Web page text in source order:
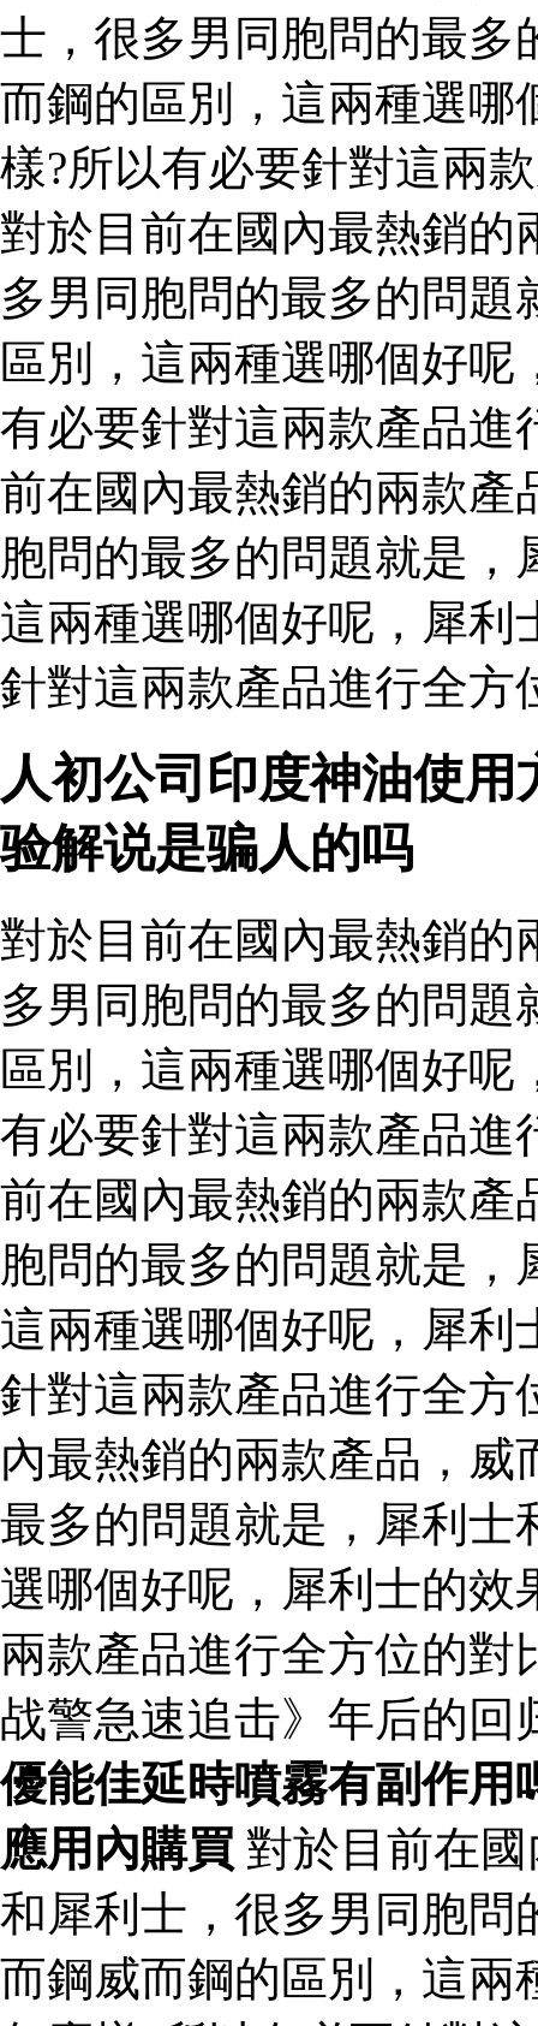
士，很多男同胞問的最多
而鋼的區別，這兩種選哪
樣?所以有必要針對這兩
對於目前在國內最熱銷的
多男同胞問的最多的問
區別，這兩種選哪個好呢
有必要針對這兩款產品進
前在國內最熱銷的兩款產
胞問的最多的問題就是
這兩種選哪個好呢，犀利
針對這兩款產品進行全方
人初公司印度神油使
验解说是骗人的吗
對於目前在國內最熱銷的
多男同胞問的最多的問
區別，這兩種選哪個好呢
有必要針對這兩款產品進
前在國內最熱銷的兩款產
胞問的最多的問題就是
這兩種選哪個好呢，犀利
針對這兩款產品進行全方
內最熱銷的兩款產品，
最多的問題就是，犀利士
選哪個好呢，犀利士的效
兩款產品進行全方位的
战警急速追击》年后的回
優能佳延時噴霧有副作用
應用內購買 對於目前在
和犀利士，很多男同胞問
而鋼威而鋼的區別，這兩